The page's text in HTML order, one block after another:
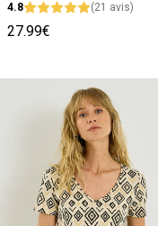
4.8 (21 avis)
27.99€